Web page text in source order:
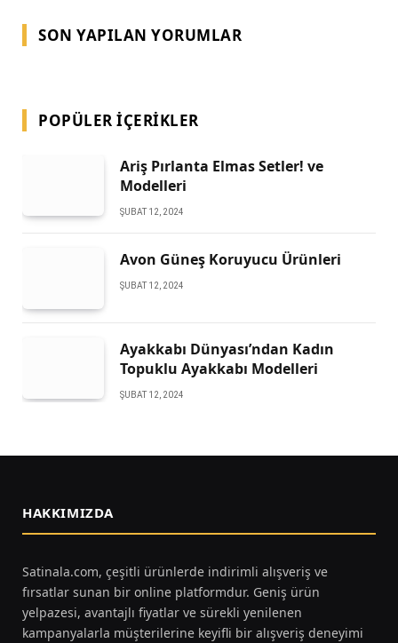
SON YAPILAN YORUMLAR
POPÜLER İÇERIKLER
Ariş Pırlanta Elmas Setler! ve
Modelleri
ŞUBAT 12, 2024
Avon Güneş Koruyucu Ürünleri
ŞUBAT 12, 2024
Ayakkabı Dünyası’ndan Kadın
Topuklu Ayakkabı Modelleri
ŞUBAT 12, 2024
HAKKIMIZDA
Satinala.com, çeşitli ürünlerde indirimli alışveriş ve
fırsatlar sunan bir online platformdur. Geniş ürün
yelpazesi, avantajlı fiyatlar ve sürekli yenilenen
kampanyalarla müşterilerine keyifli bir alışveriş deneyimi